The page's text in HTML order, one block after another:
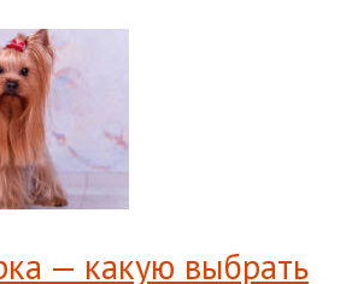
— какую выбрать